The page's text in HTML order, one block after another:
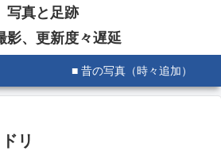
写真と足跡
影、更新度々遅延
■ 昔の写真（時々追加）
リ